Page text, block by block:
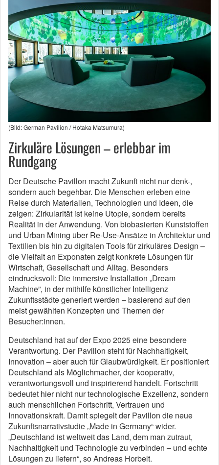
(Bild: German Pavilion / Hotaka Matsumura)
Zirkuläre Lösungen – erlebbar im
Rundgang
Der Deutsche Pavillon macht Zukunft nicht nur denk-,
sondern auch begehbar. Die Menschen erleben eine
Reise durch Materialien, Technologien und Ideen, die
zeigen: Zirkularität ist keine Utopie, sondern bereits
Realität in der Anwendung. Von biobasierten Kunststoffen
und Urban Mining über Re-Use-Ansätze in Architektur und
Textilien bis hin zu digitalen Tools für zirkuläres Design –
die Vielfalt an Exponaten zeigt konkrete Lösungen für
Wirtschaft, Gesellschaft und Alltag. Besonders
eindrucksvoll: Die immersive Installation „Dream
Machine”, in der mithilfe künstlicher Intelligenz
Zukunftsstädte generiert werden – basierend auf den
meist gewählten Konzepten und Themen der
Besucher:innen.
Deutschland hat auf der Expo 2025 eine besondere
Verantwortung. Der Pavillon steht für Nachhaltigkeit,
Innovation – aber auch für Glaubwürdigkeit. Er positioniert
Deutschland als Möglichmacher, der kooperativ,
verantwortungsvoll und inspirierend handelt. Fortschritt
bedeutet hier nicht nur technologische Exzellenz, sondern
auch menschlichen Fortschritt, Vertrauen und
Innovationskraft. Damit spiegelt der Pavillon die neue
Zukunftsnarrativstudie „Made in Germany“ wider.
„Deutschland ist weltweit das Land, dem man zutraut,
Nachhaltigkeit und Technologie zu verbinden – und echte
Lösungen zu liefern“, so Andreas Horbelt.